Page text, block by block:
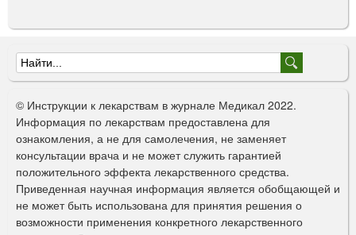
Ф
о
р
м
а
п
о
© Инструкции к лекарствам в журнале Медикал 2022.
Информация по лекарствам предоставлена для
ознакомления, а не для самолечения, не заменяет
консультации врача и не может служить гарантией
положительного эффекта лекарственного средства.
Приведенная научная информация является обобщающей и
не может быть использована для принятия решения о
возможности применения конкретного лекарственного